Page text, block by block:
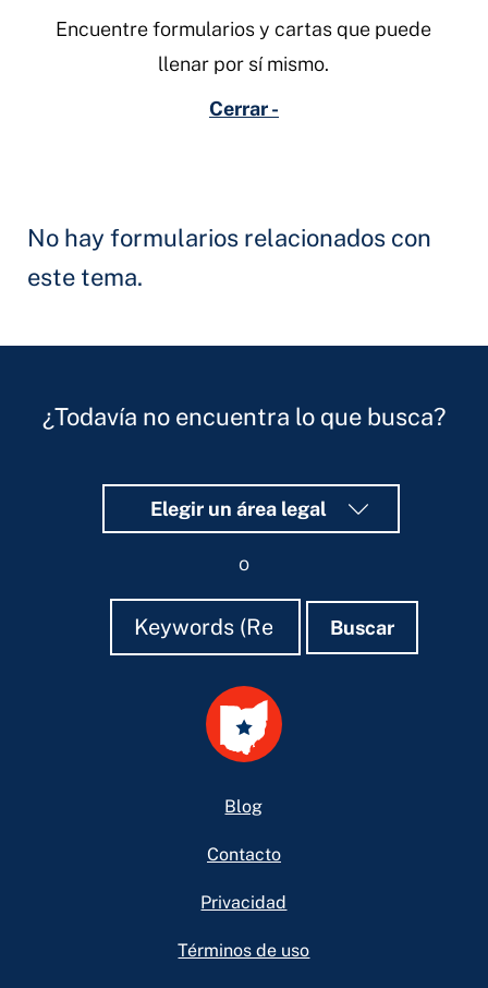
Encuentre formularios y cartas que puede
llenar por sí mismo.
Cerrar -
No hay formularios relacionados con
este tema.
¿Todavía no encuentra lo que busca?
Elegir un área legal
o
Buscar
Buscar Buscar
Blog
Contacto
Privacidad
Términos de uso